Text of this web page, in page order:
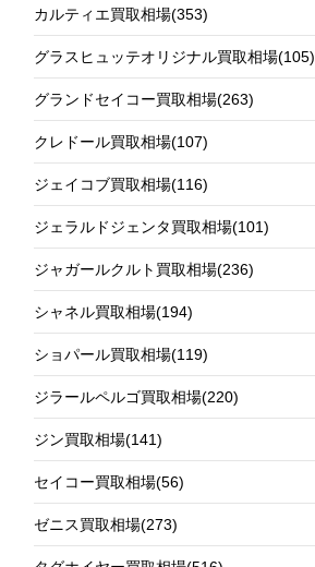
カルティエ買取相場(353)
グラスヒュッテオリジナル買取相場(105)
グランドセイコー買取相場(263)
クレドール買取相場(107)
ジェイコブ買取相場(116)
ジェラルドジェンタ買取相場(101)
ジャガールクルト買取相場(236)
シャネル買取相場(194)
ショパール買取相場(119)
ジラールペルゴ買取相場(220)
ジン買取相場(141)
セイコー買取相場(56)
ゼニス買取相場(273)